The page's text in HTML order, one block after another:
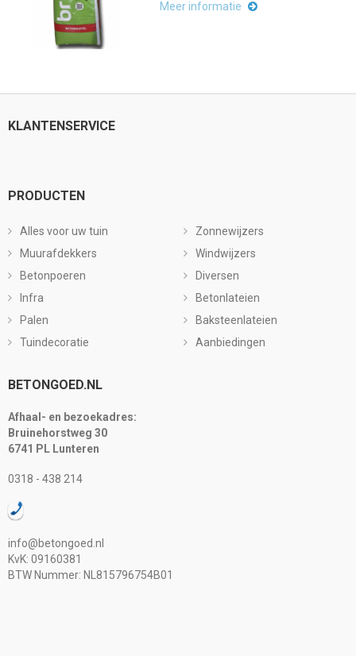
Meer informatie
KLANTENSERVICE
PRODUCTEN
Alles voor uw tuin
Muurafdekkers
Betonpoeren
Infra
Palen
Tuindecoratie
Zonnewijzers
Windwijzers
Diversen
Betonlateien
Baksteenlateien
Aanbiedingen
BETONGOED.NL
Afhaal- en bezoekadres:
Bruinehorstweg 30
6741 PL Lunteren
0318 - 438 214
info@betongoed.nl
KvK: 09160381
BTW Nummer: NL815796754B01